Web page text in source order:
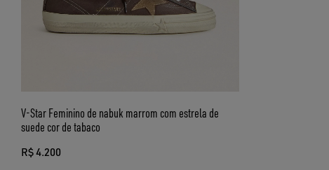
V-Star Feminino de nabuk marrom com estrela de
suede cor de tabaco
R$ 4.200